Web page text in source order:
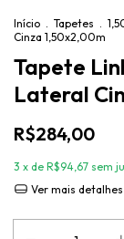
Início Tapetes
Cinza 1,50x2,00m
Tapete
Lateral
R$284,00
3 x de R$94,67 sem
Ver mais detalhes